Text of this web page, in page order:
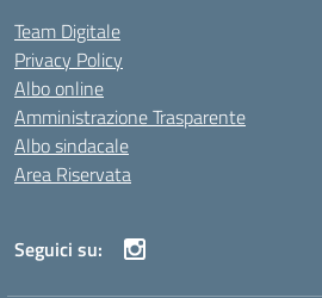
Team Digitale
Privacy Policy
Albo online
Amministrazione Trasparente
Albo sindacale
Area Riservata
Seguici su: